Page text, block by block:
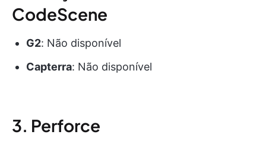
CodeScene
G2: Não disponível
Capterra: Não disponível
3. Perforce